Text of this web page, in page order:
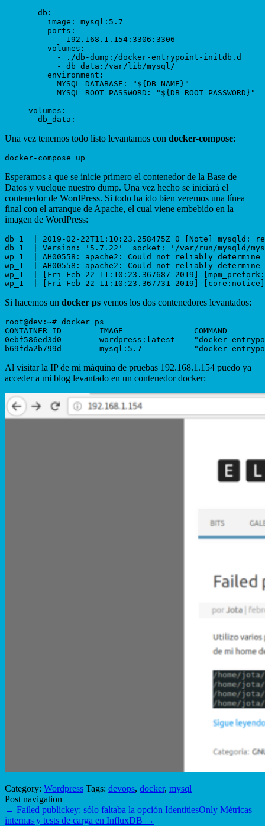
  db:
    image: mysql:5.7
    ports:
      - 192.168.1.154:3306:3306
    volumes:
      - ./db-dump:/docker-entrypoint-initdb.d
      - db_data:/var/lib/mysql/
    environment:
      MYSQL_DATABASE: "${DB_NAME}"
      MYSQL_ROOT_PASSWORD: "${DB_ROOT_PASSWORD}"
volumes:
Una vez tenemos todo listo levantamos con docker-compose:
Esperamos a que se inicie primero el contenedor de la Base de
Datos y vuelque nuestro dump. Una vez hecho se iniciará el
contenedor de WordPress. Si todo ha ido bien veremos una línea
final con el arranque de Apache, el cual viene embebido en la
imagen de WordPress:
db_1  | 2019-02-22T11:10:23.258475Z 0 [Note] mysqld:
db_1  | Version: '5.7.22'  socket: '/var/run/mysqld/
wp_1  | AH00558: apache2: Could not reliably
wp_1  | AH00558: apache2: Could not reliably
wp_1  | [Fri Feb 22 11:10:23.367687 2019]
Si hacemos un docker ps vemos los dos contenedores levantados:
root@dev:~# docker ps
CONTAINER ID        IMAGE
0ebf586ed3d0        wordpress:latest    "docker-
Al visitar la IP de mi máquina de pruebas 192.168.1.154 puedo ya
acceder a mi blog levantado en un contenedor docker:
Category: Wordpress Tags: devops, docker, mysql
Post navigation
← Failed publickey: sólo faltaba la opción IdentitiesOnly Métricas
internas y tests de carga en InfluxDB →